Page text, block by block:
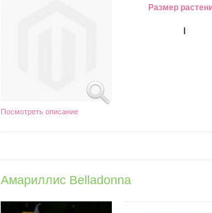
Посмотреть описание
Размер
I
Амариллис Belladonna